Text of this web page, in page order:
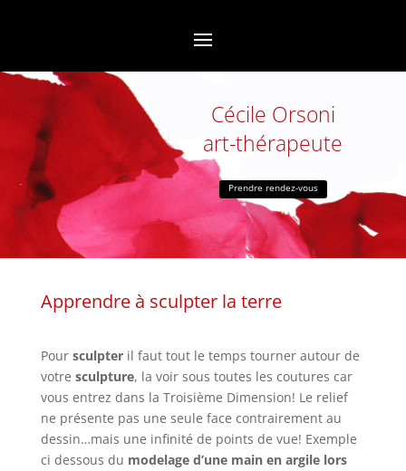
Cécile Orsoni
art-thérapeute
Prendre rendez-vous
Apprendre à sculpter la terre
Pour sculpteril faut tout le temps tourner autour de
votre sculpture, la voir sous toutes les coutures car
vous entrez dans la Troisième Dimension! Le relief
ne présente pas une seule face contrairement au
dessin…mais une infinité de points de vue! Exemple
ci dessous du modelage d’une main en argile lors